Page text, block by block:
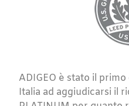
ADIGEO è stato il
Italia ad aggiudicarsi il